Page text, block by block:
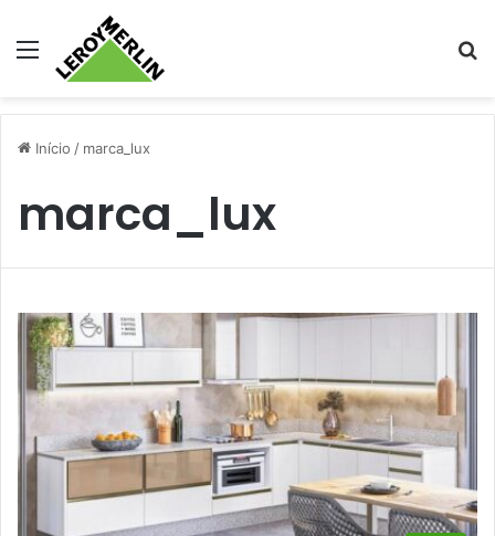
Menu
Início / marca_lux
marca_lux